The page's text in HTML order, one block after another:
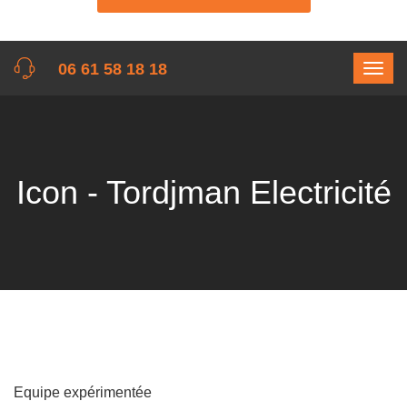
06 61 58 18 18
Icon - Tordjman Electricité
Equipe expérimentée